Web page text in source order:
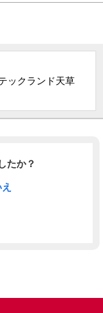
ックランド天草
たか？